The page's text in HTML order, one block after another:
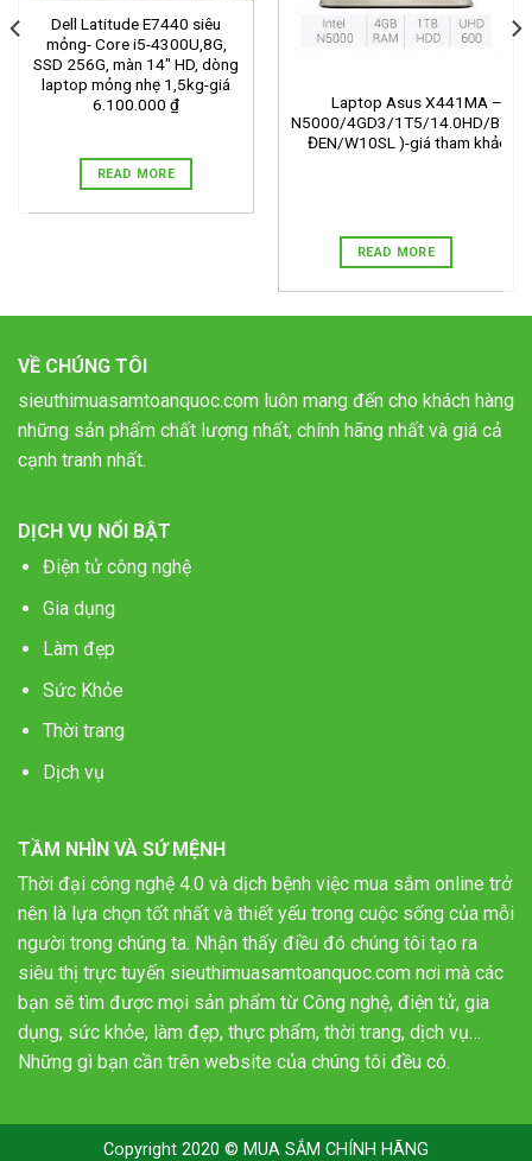
Dell Latitude E7440 siêu
mỏng- Core i5-4300U,8G,
SSD 256G, màn 14″ HD, dòng
laptop mỏng nhẹ 1,5kg-giá
6.100.000 ₫
READ MORE
Laptop Asus X441MA –
N5000/4GD3/1T5/14.0HD/
ĐEN/W10SL )-giá tham khảo
READ MORE
VỀ CHÚNG TÔI
sieuthimuasamtoanquoc.com luôn mang đến cho khách hàng
những sản phẩm chất lượng nhất, chính hãng nhất và giá cả
cạnh tranh nhất.
DỊCH VỤ NỔI BẬT
Điện tử công nghệ
Gia dụng
Làm đẹp
Sức Khỏe
Thời trang
Dịch vụ
TẦM NHÌN VÀ SỨ MỆNH
Thời đại công nghệ 4.0 và dịch bệnh việc mua sắm online trở
nên là lựa chọn tốt nhất và thiết yếu trong cuộc sống của mỗi
người trong chúng ta. Nhận thấy điều đó chúng tôi tạo ra
siêu thị trực tuyến sieuthimuasamtoanquoc.com nơi mà các
bạn sẽ tìm được mọi sản phẩm từ Công nghệ, điện tử, gia
dụng, sức khỏe, làm đẹp, thực phẩm, thời trang, dịch vụ…
Những gì bạn cần trên website của chúng tôi đều có.
Copyright 2020 © MUA SẮM CHÍNH HÃNG